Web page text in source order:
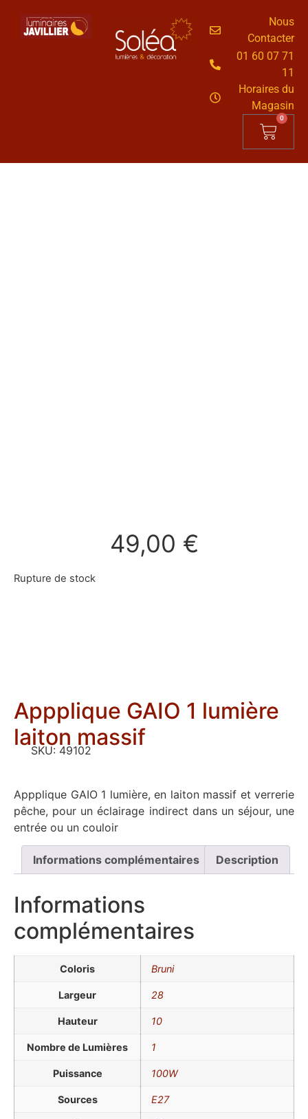
Nous
Contacter
01 60 07 71
11
Horaires du
Magasin
0
49,00 €
Rupture de stock
Appplique GAIO 1 lumière
laiton massif
SKU: 49102
Appplique GAIO 1 lumière, en laiton massif et verrerie
pêche, pour un éclairage indirect dans un séjour, une
entrée ou un couloir
Informations complémentaires Description
Informations
complémentaires
Coloris Bruni
Largeur 28
Hauteur 10
Nombre de Lumières 1
Puissance 100W
Sources E27